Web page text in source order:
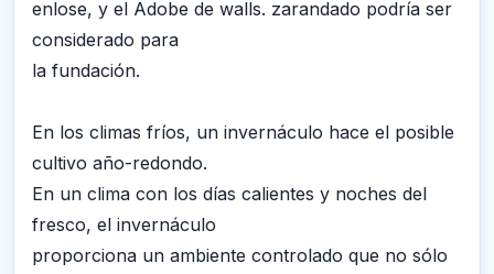
enlose, y el Adobe de walls. zarandado podría ser
considerado para
la fundación.
En los climas fríos, un invernáculo hace el posible
cultivo año-redondo.
En un clima con los días calientes y noches del
fresco, el invernáculo
proporciona un ambiente controlado que no sólo